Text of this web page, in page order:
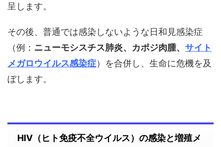
呈します。
その後、普通では感染しないような日和見感染症
（例： ニューモシスチス肺炎、カポジ肉腫、 サイト
メガロウイルス感染症）を合併し、生命に危機を及
ぼします。
HIV（ヒト免疫不全ウイルス）の感染と増殖メ